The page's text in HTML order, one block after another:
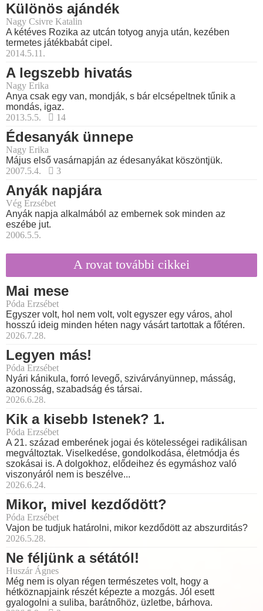
Különös ajándék
Nagy Csivre Katalin
A kétéves Rozika az utcán totyog anyja után, kezében
termetes játékbabát cipel.
2014.5.11.
A legszebb hivatás
Nagy Erika
Anya csak egy van, mondják, s bár elcsépeltnek tűnik a
mondás, igaz.
2013.5.5.
14
Édesanyák ünnepe
Nagy Erika
Május első vasárnapján az édesanyákat köszöntjük.
2007.5.4.
3
Anyák napjára
Vég Erzsébet
Anyák napja alkalmából az embernek sok minden az
eszébe jut.
2006.5.5.
A rovat további cikkei
Mai mese
Póda Erzsébet
Egyszer volt, hol nem volt, volt egyszer egy város, ahol
hosszú ideig minden héten nagy vásárt tartottak a főtéren.
2026.7.28.
Legyen más!
Póda Erzsébet
Nyári kánikula, forró levegő, szivárványünnep, másság,
azonosság, szabadság és társai.
2026.6.28.
Kik a kisebb Istenek? 1.
Póda Erzsébet
A 21. század emberének jogai és kötelességei radikálisan
megváltoztak. Viselkedése, gondolkodása, életmódja és
szokásai is. A dolgokhoz, elődeihez és egymáshoz való
viszonyáról nem is beszélve...
2026.6.24.
Mikor, mivel kezdődött?
Póda Erzsébet
Vajon be tudjuk határolni, mikor kezdődött az abszurditás?
2026.5.28.
Ne féljünk a sétától!
Huszár Ágnes
Még nem is olyan régen természetes volt, hogy a
hétköznapjaink részét képezte a mozgás. Jól esett
gyalogolni a suliba, barátnőhöz, üzletbe, bárhova.